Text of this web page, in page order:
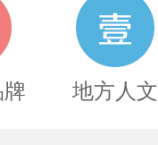
地方人文